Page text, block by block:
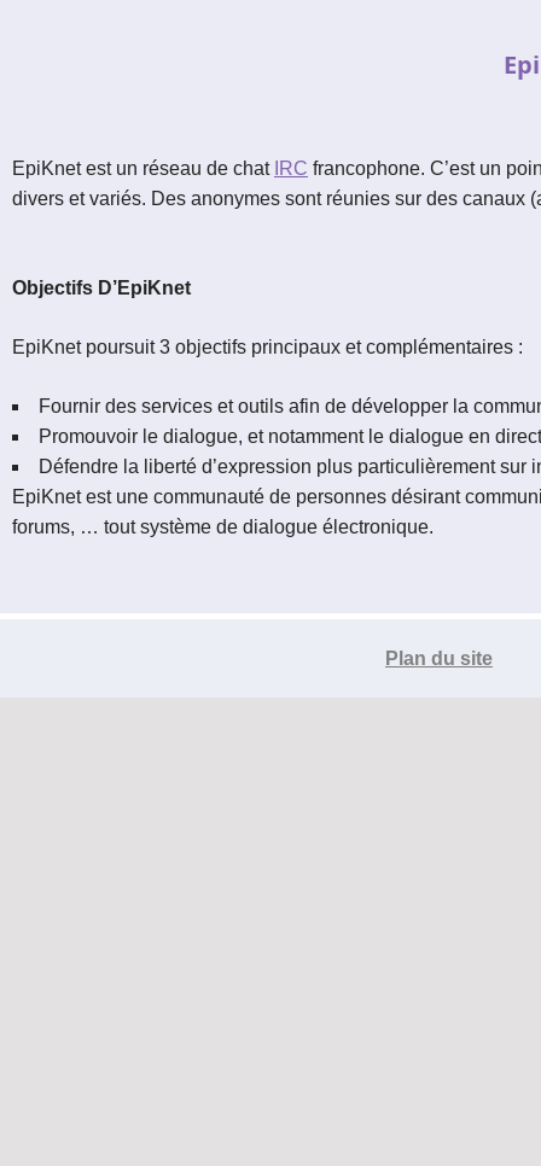
Tutos
EpiKnet est un réseau de chat IRC francophone. C’est un
divers et variés. Des anonymes sont réunies sur des canaux
Objectifs D’EpiKnet
EpiKnet poursuit 3 objectifs principaux et complémentaires :
Fournir des services et outils afin de développer la
Promouvoir le dialogue, et notamment le dialogue en
Défendre la liberté d’expression plus particulièrement sur
EpiKnet est une communauté de personnes désirant
forums, … tout système de dialogue électronique.
Plan du site